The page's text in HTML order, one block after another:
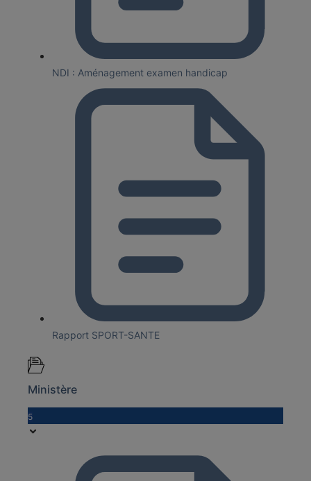
NDI : Aménagement examen handicap
Rapport SPORT-SANTE
Ministère
5